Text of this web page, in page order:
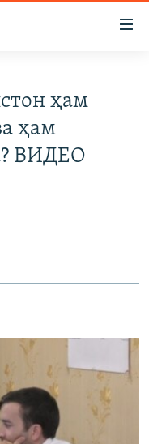
ҳам
ҳам
ВИДЕО